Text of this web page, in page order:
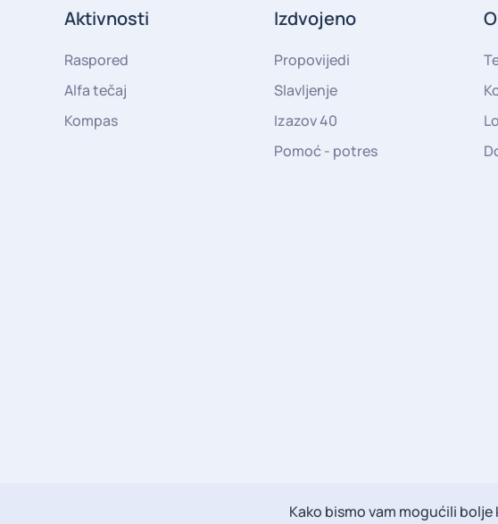
Aktivnosti
Raspored
Alfa tečaj
Kompas
Izdvojeno
Propovijedi
Slavljenje
Izazov 40
Pomoć - potres
Kako bismo vam mogućili